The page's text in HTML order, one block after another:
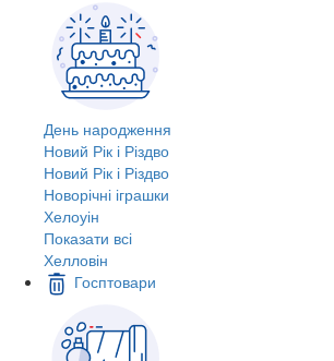
День народження
Новий Рік і Різдво
Новий Рік і Різдво
Новорічні іграшки
Хелоуін
Показати всі
Хелловін
Госптовари